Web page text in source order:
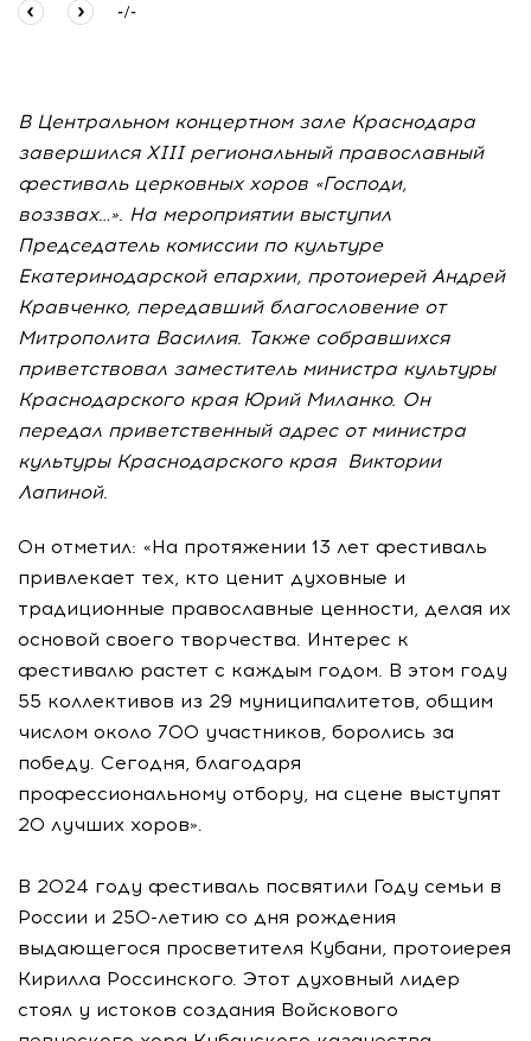
-/-
В Центральном концертном зале Краснодара
завершился XIII региональный православный
фестиваль церковных хоров «Господи,
воззвах…». На мероприятии выступил
Председатель комиссии по культуре
Екатеринодарской епархии, протоиерей Андрей
Кравченко, передавший благословение от
Митрополита Василия. Также собравшихся
приветствовал заместитель министра культуры
Краснодарского края Юрий Миланко. Он
передал приветственный адрес от министра
культуры Краснодарского края Виктории
Лапиной.
Он отметил: «На протяжении 13 лет фестиваль
привлекает тех, кто ценит духовные и
традиционные православные ценности, делая их
основой своего творчества. Интерес к
фестивалю растет с каждым годом. В этом году
55 коллективов из 29 муниципалитетов, общим
числом около 700 участников, боролись за
победу. Сегодня, благодаря
профессиональному отбору, на сцене выступят
20 лучших хоров».
В 2024 году фестиваль посвятили Году семьи в
России и 250-летию со дня рождения
выдающегося просветителя Кубани, протоиерея
Кирилла Россинского. Этот духовный лидер
стоял у истоков создания Войскового